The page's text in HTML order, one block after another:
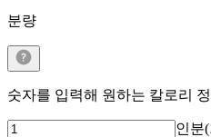
분량
숫자를 입력해 원하는 칼로리
인분